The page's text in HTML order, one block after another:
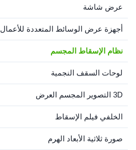
عرض شاشة
أجهزة عرض الوسائط المتعددة للأعمال
نظام الإسقاط المجسم
لوحات السقف النجمية
3D التصوير المجسم العرض
الخلفي فيلم الإسقاط
صورة ثلاثية الأبعاد الهرم